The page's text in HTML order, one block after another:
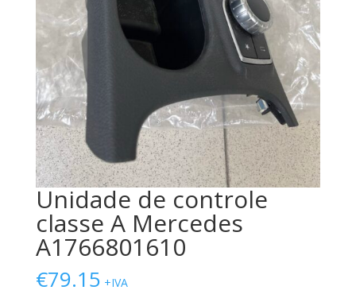
Unidade de controle
classe A Mercedes
A1766801610
€79.15 +IVA